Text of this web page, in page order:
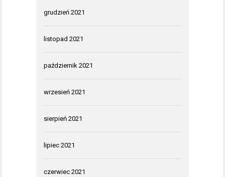
grudzień 2021
listopad 2021
październik 2021
wrzesień 2021
sierpień 2021
lipiec 2021
czerwiec 2021